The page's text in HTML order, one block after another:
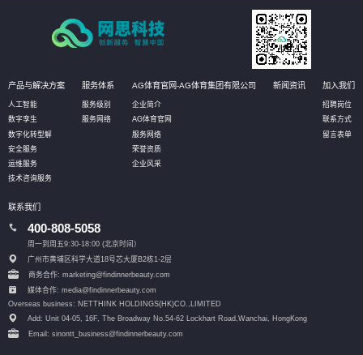
产品与解决方案
人工智能
数字孪生
数字化转型解
安全服务
运维服务
技术咨询服务
服务体系
服务级别
服务网络
AG体育官网-AG体育集团有限公司
企业简介
AG体育官网
服务网络
荣誉资质
企业风采
新闻资讯 加入我们
招聘岗位
联系方式
留言表单
联系我们
400-808-5058
周一到周五9:30-18:00 (北京时间）
广州市黄埔区科学大道18号芯大厦B2栋1-2层
商务合作: marketing@findinnerbeauty.com
媒体合作: media@findinnerbeauty.com
Overseas business: NETTHINK HOLDINGS(HK)CO.,LIMITED
Add: Unit 04-05, 16F, The Broadway No.54-62 Lockhart Road, Wanchai, HongKong
Email: sinontt_business@findinnerbeauty.com